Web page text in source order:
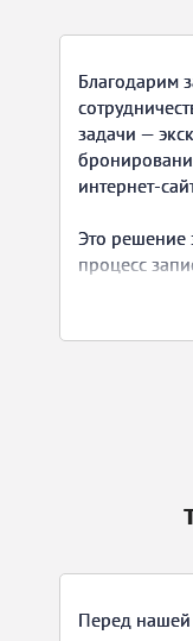
встретишь
факторов.
сайтов.
Благодарим
задачи —
интернет-
Это решение
процесс
на фоне
клиник
вопрос
Теперь мы
задач для
С
поддержкой
Перед нашей